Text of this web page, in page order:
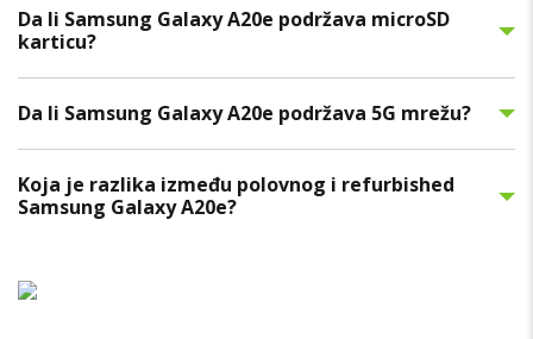
Da li Samsung Galaxy A20e podržava microSD
karticu?
Da li Samsung Galaxy A20e podržava 5G mrežu?
Koja je razlika između polovnog i refurbished
Samsung Galaxy A20e?